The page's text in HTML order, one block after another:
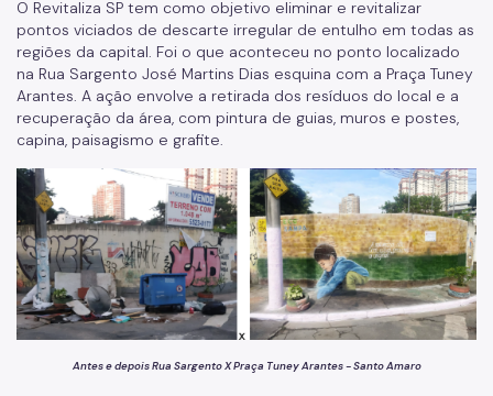
CLIMP
DEGUOS - Departamento Geral de Uso e Ocupação De
Solo
Departamento de Zeladoria Urbana
O Revitaliza SP tem como objetivo eliminar e revitalizar
pontos viciados de descarte irregular de entulho em todas as
regiões da capital. Foi o que aconteceu no ponto localizado
na Rua Sargento José Martins Dias esquina com a Praça Tuney
Arantes. A ação envolve a retirada dos resíduos do local e a
recuperação da área, com pintura de guias, muros e postes,
capina, paisagismo e grafite.
Antes e depois Rua Sargento X Praça Tuney Arantes - Santo Amaro